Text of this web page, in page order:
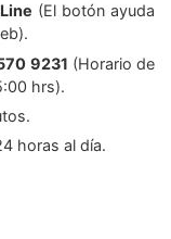
(El botón ayuda
9231 (Horario de
hrs).
horas al día.